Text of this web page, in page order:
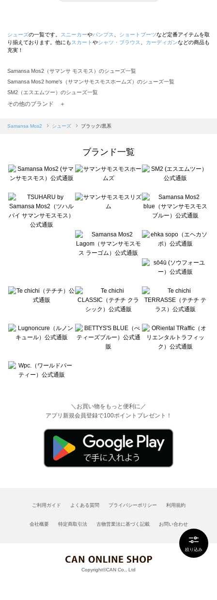
絞り込み
シューズの一覧です。 スニーカーやパンプス ショートブーツなど定番アイテムを取
り揃えております。他にも スカート やシャツ・ブラウス カーディガンなどの商品も
充実！
Samansa Mos2（サマンサ モスモス）のシューズ一覧
Samansa Mos2 home's（サマンサモスモスホームズ）のシューズ一覧
SM2（エスエムツー）のシューズ一覧
TSUHARU by Samansa Mos2（ツハルバイサマンサモスモス）のシューズ一覧
Samansa Mos2 blue（サマンサモスモス ブルー）のシューズ一覧
sō4ū（ソウフォーユー）のシューズ一覧
Te chichi（テチチ）のシューズ一覧
Te chichi CLASSIC（テチチ クラシック）のシューズ一覧
Lugnoncure（ルノンキュール）のシューズ一覧
BETTY'S BLUE（べティーズブルー）のシューズ一覧
Wpc.（ワールドパーティー）のシューズ一覧
その他のブランド ＋
Samansa Mos2 シューズ ブラック/黒系
ブランド一覧
＼お買い物をもっと便利に／
アプリ新規会員登録で100ポイントプレゼント！
ご利用ガイド よくある質問 プライバシーポリシー 利用規約
会社概要 特定商取引法 古物営業法に基づく記載 お問い合わせ
Copyright©CAN Co., Ltd